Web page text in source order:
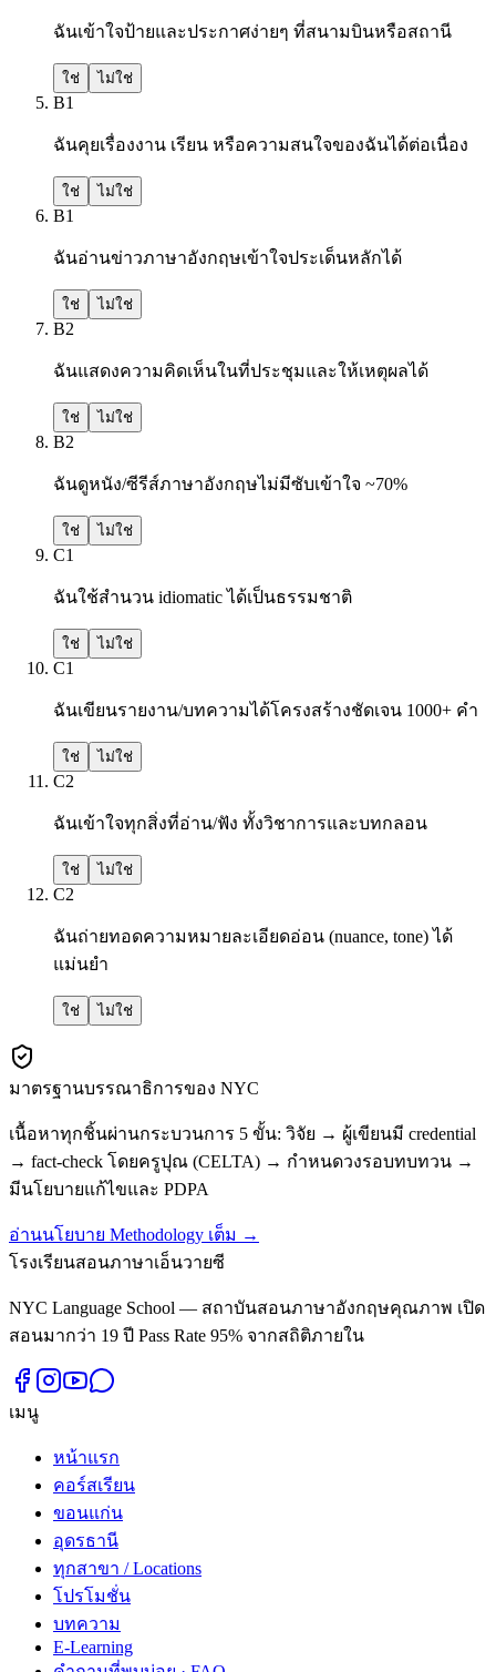
ฉันเข้าใจป้ายและประกาศง่ายๆ ที่สนามบินหรือสถานี
ใช่ ไม่ใช่
B1
ฉันคุยเรื่องงาน เรียน หรือความสนใจของฉันได้ต่อเนื่อง
ใช่ ไม่ใช่
B1
ฉันอ่านข่าวภาษาอังกฤษเข้าใจประเด็นหลักได้
ใช่ ไม่ใช่
B2
ฉันแสดงความคิดเห็นในที่ประชุมและให้เหตุผลได้
ใช่ ไม่ใช่
B2
ฉันดูหนัง/ซีรีส์ภาษาอังกฤษไม่มีซับเข้าใจ ~70%
ใช่ ไม่ใช่
C1
ฉันใช้สำนวน idiomatic ได้เป็นธรรมชาติ
ใช่ ไม่ใช่
C1
ฉันเขียนรายงาน/บทความได้โครงสร้างชัดเจน 1000+ คำ
ใช่ ไม่ใช่
C2
ฉันเข้าใจทุกสิ่งที่อ่าน/ฟัง ทั้งวิชาการและบทกลอน
ใช่ ไม่ใช่
C2
ฉันถ่ายทอดความหมายละเอียดอ่อน (nuance, tone) ได้
แม่นยำ
ใช่ ไม่ใช่
มาตรฐานบรรณาธิการของ NYC
เนื้อหาทุกชิ้นผ่านกระบวนการ 5 ขั้น: วิจัย → ผู้เขียนมี credential
→ fact-check โดยครูปุณ (CELTA) → กำหนดวงรอบทบทวน →
มีนโยบายแก้ไขและ PDPA
อ่านนโยบาย Methodology เต็ม →
โรงเรียนสอนภาษาเอ็นวายซี
NYC Language School — สถาบันสอนภาษาอังกฤษคุณภาพ เปิด
สอนมากว่า 19 ปี Pass Rate 95% จากสถิติภายใน
เมนู
หน้าแรก
คอร์สเรียน
ขอนแก่น
อุดรธานี
ทุกสาขา / Locations
โปรโมชั่น
บทความ
E-Learning